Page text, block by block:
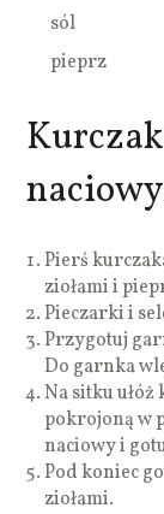
sól
pieprz
Pierś
ziołami i
Pieczarki i
Przygotuj
Do garnka
Na sitku
pokrojoną w
naciowy i
Pod koniec
ziołami.